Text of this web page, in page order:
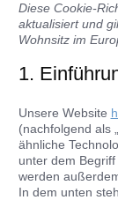
Diese Cookie-
aktualisiert und
Wohnsitz im
1.
Unsere Website
(nachfolgend als
ähnliche
unter dem
werden
In dem unten